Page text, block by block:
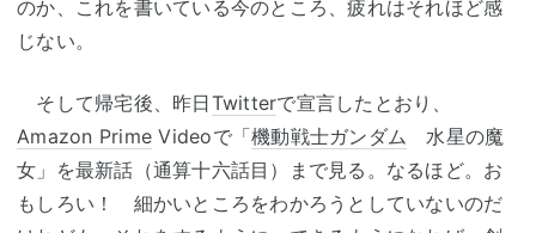
のか、これを書いている今のところ、疲れはそれほど感
じない。
そして帰宅後、昨日Twitterで宣言したとおり、
Amazon Prime Videoで「機動戦士ガンダム 水星の魔
女」を最新話（通算十六話目）まで見る。なるほど。お
もしろい！ 細かいところをわかろうとしていないのだ